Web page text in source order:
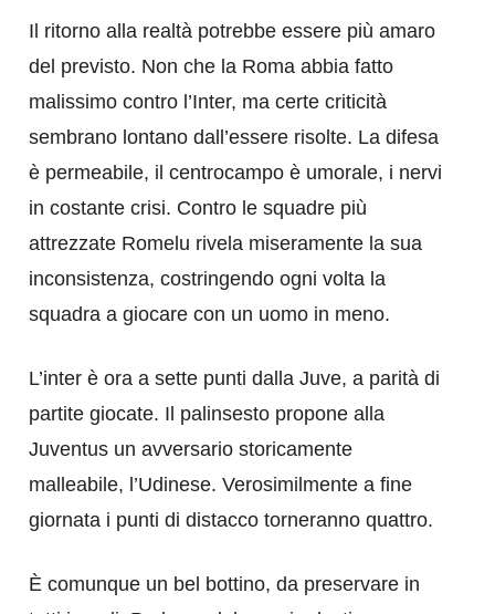
Il ritorno alla realtà potrebbe essere più amaro
del previsto. Non che la Roma abbia fatto
malissimo contro l’Inter, ma certe criticità
sembrano lontano dall’essere risolte. La difesa
è permeabile, il centrocampo è umorale, i nervi
in costante crisi. Contro le squadre più
attrezzate Romelu rivela miseramente la sua
inconsistenza, costringendo ogni volta la
squadra a giocare con un uomo in meno.
L’inter è ora a sette punti dalla Juve, a parità di
partite giocate. Il palinsesto propone alla
Juventus un avversario storicamente
malleabile, l’Udinese. Verosimilmente a fine
giornata i punti di distacco torneranno quattro.
È comunque un bel bottino, da preservare in